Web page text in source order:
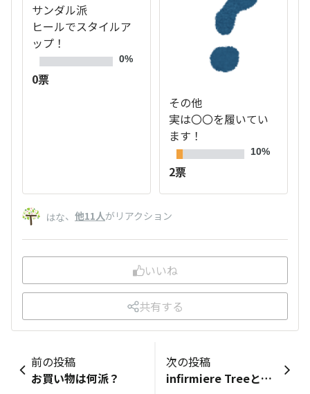
サンダル派
ヒールでスタイルア
ップ！
0%
0票
その他
実は〇〇を履いてい
ます！
10%
2票
はな、 他11人がリアクション
いいね
共有する
前の投稿
お買い物は何派？
次の投稿
infirmiere Treeとは？